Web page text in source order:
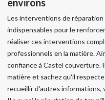
environs
Les interventions de
indispensables pour le
réaliser ces interventions
professionnels en la matière.
confiance à Castel couverture.
matière et sachez qu'il
recueillir d'autres